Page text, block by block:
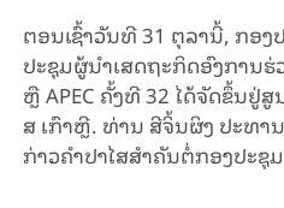
Video
ຕອນເຊົ້າວັນທີ 31 ຕຸລານີ້, ກອງ
ປະຊຸມຜູ້ນຳເສດຖະກິດອົງການ
ຫຼື APEC ຄັ້ງທີ 32 ໄດ້ຈັດຂຶ້ນຢູ່
ສ ເກົາຫຼີ. ທ່ານ ສີຈິ້ນຜິງ ປະທາ
ກ່າວຄຳປາໄສສຳຄັນຕໍ່ກອງປະຊຸ